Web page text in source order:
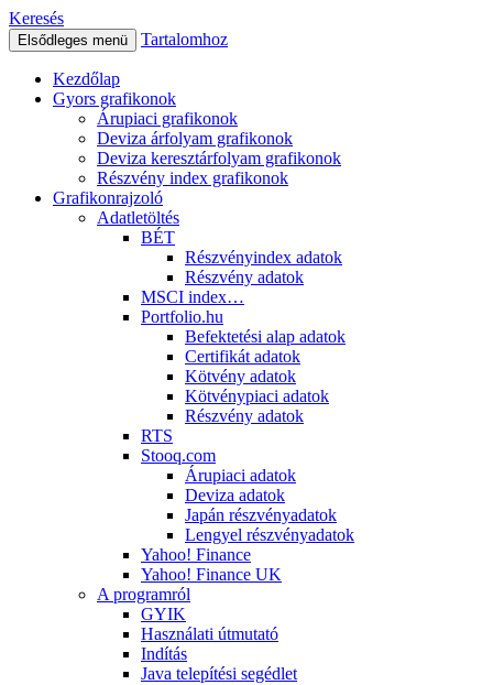
Keresés
Elsődleges menü Tartalomhoz
Kezdőlap
Gyors grafikonok
Árupiaci grafikonok
Deviza árfolyam grafikonok
Deviza keresztárfolyam grafikonok
Részvény index grafikonok
Grafikonrajzoló
Adatletöltés
BÉT
Részvényindex adatok
Részvény adatok
MSCI index…
Portfolio.hu
Befektetési alap adatok
Certifikát adatok
Kötvény adatok
Kötvénypiaci adatok
Részvény adatok
RTS
Stooq.com
Árupiaci adatok
Deviza adatok
Japán részvényadatok
Lengyel részvényadatok
Yahoo! Finance
Yahoo! Finance UK
A programról
GYIK
Használati útmutató
Indítás
Java telepítési segédlet